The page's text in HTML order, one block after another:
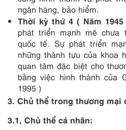
ngân hàng, bảo hiểm.
Thời kỳ thứ 4 ( Năm
phát triển mạnh mẽ chưa
quốc tế. Sự phát triển
những thành tựu của khoa
quan tâm đặc biệt cho
bằng việc hình thành của
1995 )
3. Chủ thể trong thương mại
3.1, Chủ thể cá nhân: